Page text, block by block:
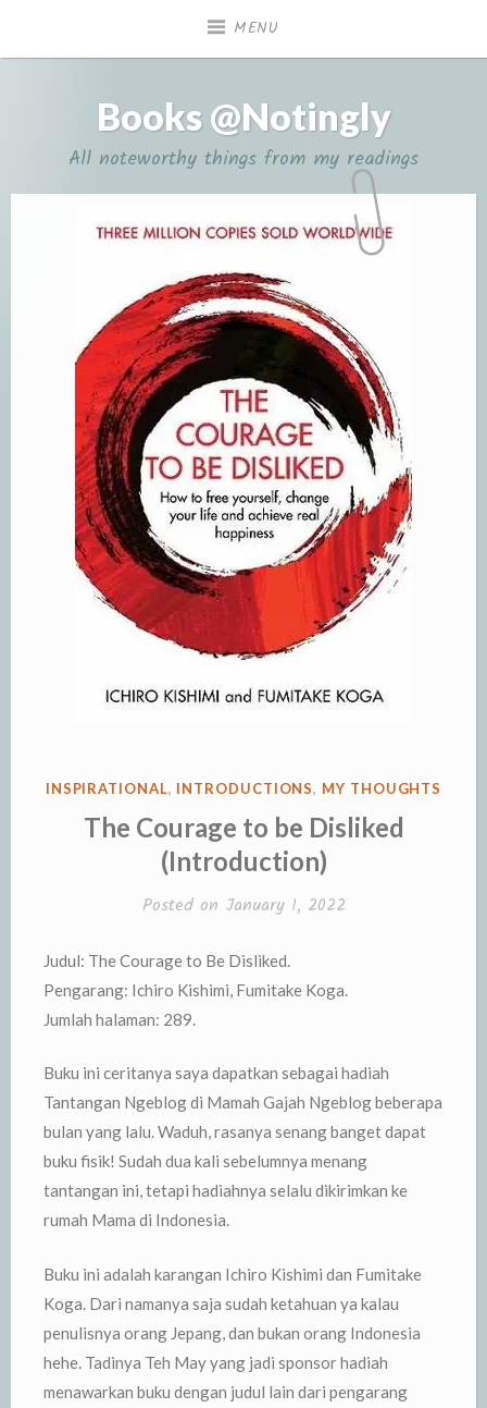
MENU
Books @Notingly
All noteworthy things from my readings
POSTED
INSPIRATIONAL, INTRODUCTIONS, MY THOUGHTS
The Courage to be Disliked
(Introduction)
Posted on January 1, 2022
Judul: The Courage to Be Disliked.
Pengarang: Ichiro Kishimi, Fumitake Koga.
Jumlah halaman: 289.
Buku ini ceritanya saya dapatkan sebagai hadiah
Tantangan Ngeblog di Mamah Gajah Ngeblog beberapa
bulan yang lalu. Waduh, rasanya senang banget dapat
buku fisik! Sudah dua kali sebelumnya menang
tantangan ini, tetapi hadiahnya selalu dikirimkan ke
rumah Mama di Indonesia.
Buku ini adalah karangan Ichiro Kishimi dan Fumitake
Koga. Dari namanya saja sudah ketahuan ya kalau
penulisnya orang Jepang, dan bukan orang Indonesia
hehe. Tadinya Teh May yang jadi sponsor hadiah
menawarkan buku dengan judul lain dari pengarang